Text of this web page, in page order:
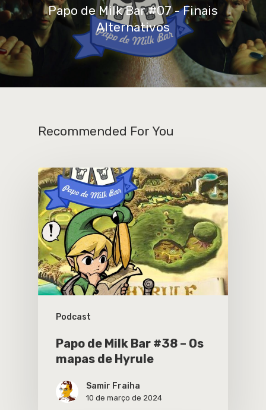
Papo de Milk Bar #07 - Finais
Alternativos
Recommended For You
Podcast
Papo de Milk Bar #38 – Os
mapas de Hyrule
Samir Fraiha
10 de março de 2024